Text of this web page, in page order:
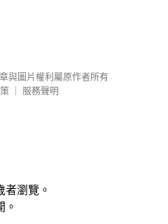
與圖片權利屬原作者所有
服務聲明
者瀏覽。
。